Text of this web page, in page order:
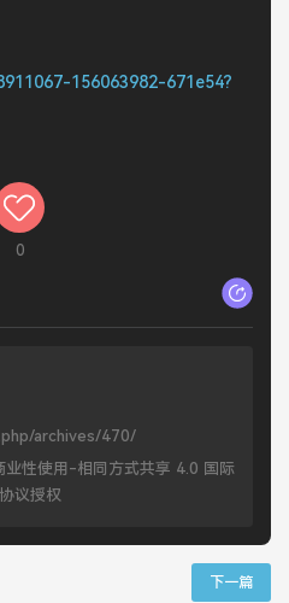
156063982-671e54?
0
archives/470/
业性使用-相同方式共享 4.0 国际
议授权
下一篇